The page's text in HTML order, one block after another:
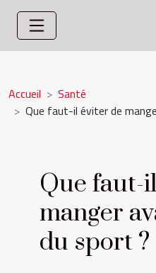
Accueil
Santé
Que faut-il éviter de
Que faut-
manger
du sport ?